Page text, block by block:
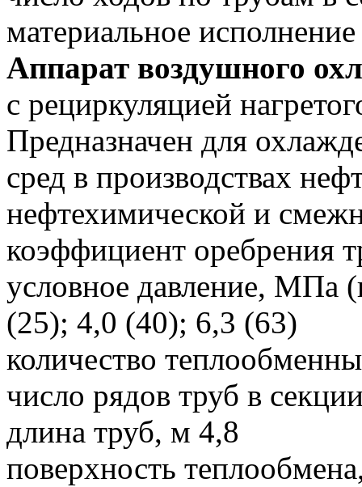
материальное
Аппарат воздушного
с рециркуляцией
Предназначен для
сред в производствах
нефтехимической и
коэффициент оребрения
условное давление, МПа
(25); 4,0 (40); 6,3 (63)
количество
число рядов труб в
длина труб, м 4,8
поверхность